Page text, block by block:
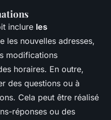
inclure les
les nouvelles adresses,
modifications
horaires. En outre,
des questions ou à
Cela peut être réalisé
réponses ou des